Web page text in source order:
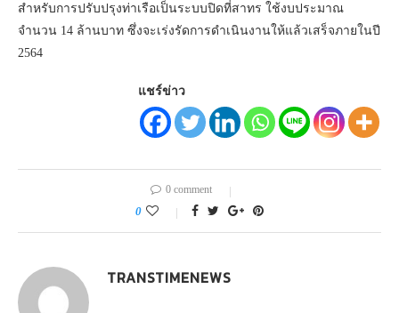
สำหรับการปรับปรุงท่าเรือเป็นระบบปิดที่สาทร ใช้งบประมาณ
จำนวน 14 ล้านบาท ซึ่งจะเร่งรัดการดำเนินงานให้แล้วเสร็จภายในปี
2564
แชร์ข่าว
0 comment
0
TRANSTIMENEWS